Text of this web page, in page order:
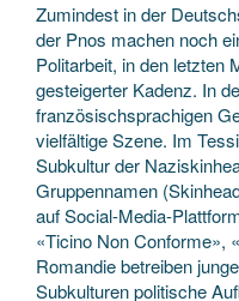
Zumindest in der
der Pnos machen noch
Politarbeit, in den letzten
gesteigerter Kadenz. In
französischsprachigen
vielfältige Szene. Im
Subkultur der
Gruppennamen
auf Social-Media-
«Ticino Non Conforme»,
Romandie betreiben
Subkulturen politische